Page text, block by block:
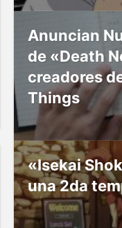
Anuncian
de «Death
creadores
Things
«Isekai
una 2da